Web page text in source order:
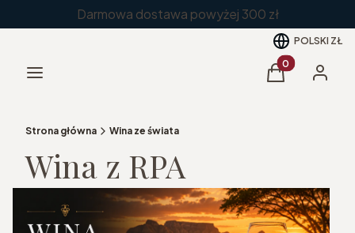
Darmowa dostawa powyżej 300 zł
POLSKI ZŁ
Menu Produkty w
Koszyk
Strona główna Wina ze świata
Wina z RPA